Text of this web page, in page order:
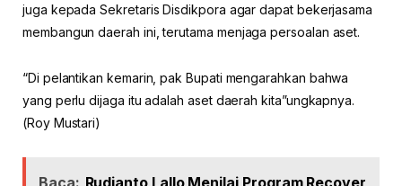
juga kepada Sekretaris Disdikpora agar dapat bekerjasama
membangun daerah ini, terutama menjaga persoalan aset.
“Di pelantikan kemarin, pak Bupati mengarahkan bahwa
yang perlu dijaga itu adalah aset daerah kita”ungkapnya.
(Roy Mustari)
Baca: Rudianto Lallo Menilai Program Recover